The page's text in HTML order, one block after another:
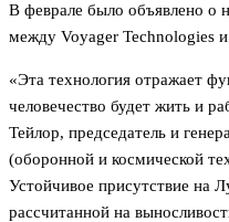
В феврале было объявлено о
между Voyager Technologies
«Эта технология отражает
человечество будет жить и
Тейлор, председатель и
(оборонной и космической
Устойчивое присутствие на
рассчитанной на